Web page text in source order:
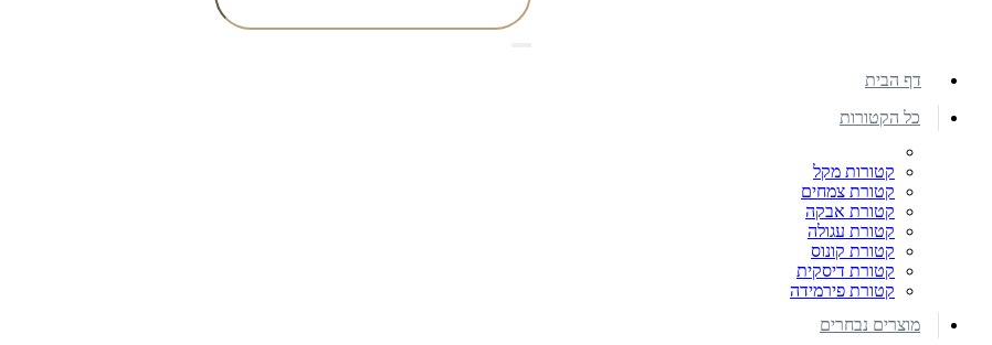
דף הבית
כל הקטורות
קטורות מקל
קטורת צמחים
קטורת אבקה
קטורת עגולה
קטורת קונוס
קטורת דיסקית
קטורת פירמידה
מוצרים נבחרים